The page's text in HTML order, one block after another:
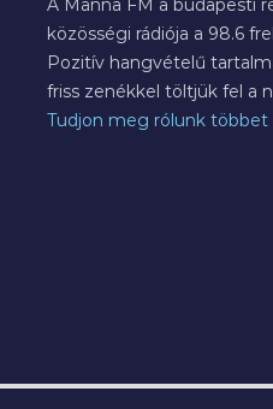
A Manna FM a budapesti
közösségi rádiója a 98.6
Pozitív hangvételű
friss zenékkel töltjük fel a
Tudjon meg rólunk többet